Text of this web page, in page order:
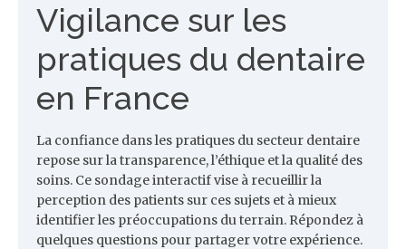
Vigilance sur les
pratiques du dentaire
en France
La confiance dans les pratiques du secteur dentaire
repose sur la transparence, l’éthique et la qualité des
soins. Ce sondage interactif vise à recueillir la
perception des patients sur ces sujets et à mieux
identifier les préoccupations du terrain. Répondez à
quelques questions pour partager votre expérience.